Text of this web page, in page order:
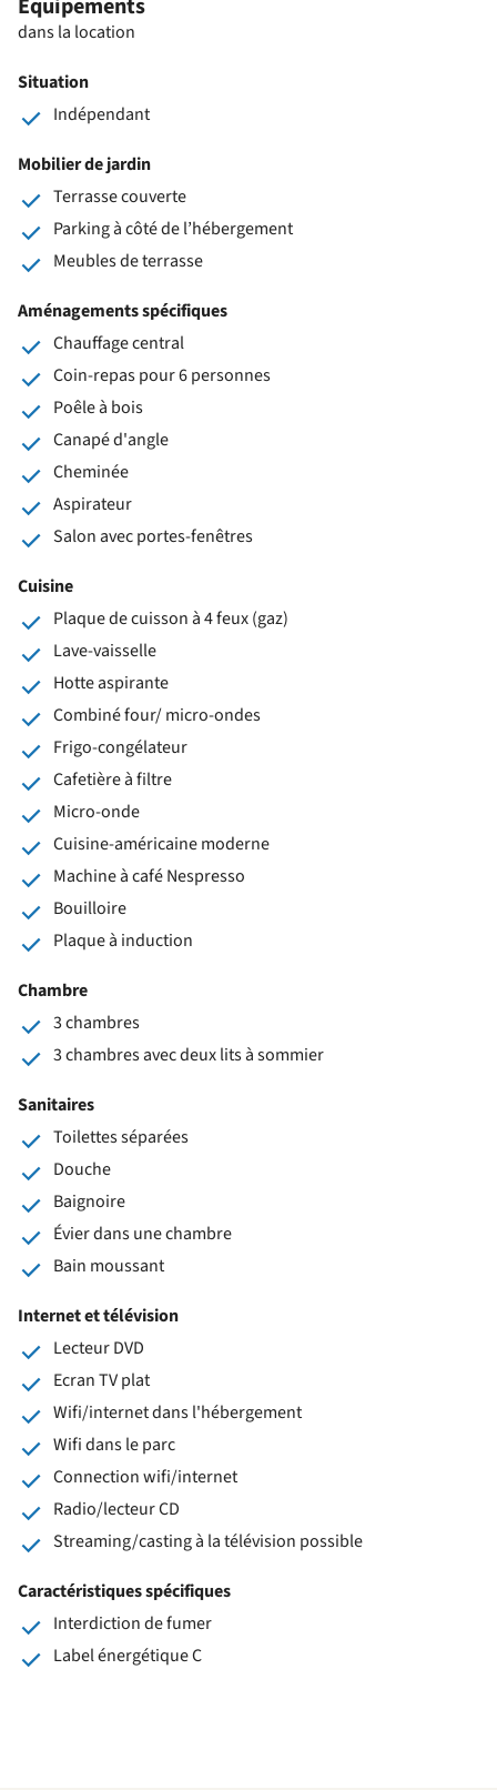
Equipements
dans la location
Situation
Indépendant
Mobilier de jardin
Terrasse couverte
Parking à côté de l’hébergement
Meubles de terrasse
Aménagements spécifiques
Chauffage central
Coin-repas pour 6 personnes
Poêle à bois
Canapé d'angle
Cheminée
Aspirateur
Salon avec portes-fenêtres
Cuisine
Plaque de cuisson à 4 feux (gaz)
Lave-vaisselle
Hotte aspirante
Combiné four/ micro-ondes
Frigo-congélateur
Cafetière à filtre
Micro-onde
Cuisine-américaine moderne
Machine à café Nespresso
Bouilloire
Plaque à induction
Chambre
3 chambres
3 chambres avec deux lits à sommier
Sanitaires
Toilettes séparées
Douche
Baignoire
Évier dans une chambre
Bain moussant
Internet et télévision
Lecteur DVD
Ecran TV plat
Wifi/internet dans l'hébergement
Wifi dans le parc
Connection wifi/internet
Radio/lecteur CD
Streaming/casting à la télévision possible
Caractéristiques spécifiques
Interdiction de fumer
Label énergétique C